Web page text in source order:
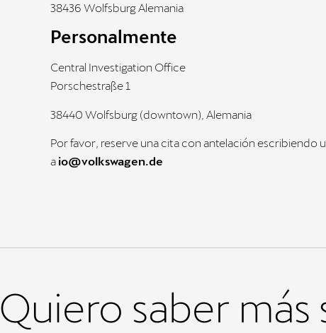
38436 Wolfsburg Alemania
Personalmente
Central Investigation Office
Porschestraße 1
38440 Wolfsburg (downtown), Alemania
Por favor, reserve una cita con antelación escribiendo
a io@volkswagen.de
Quiero saber más